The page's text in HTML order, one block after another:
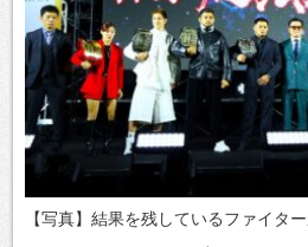
【写真】結果を残しているファイタ